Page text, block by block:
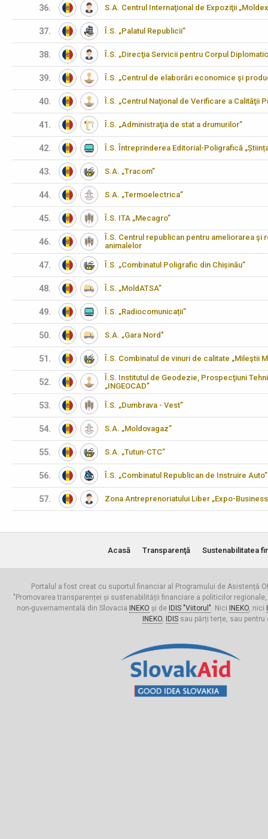
36. S.A. Centrul Internaţional de Expoziţii
37. Î.S. „Palatul Republicii”
38. Î.S. „Direcţia Servicii pentru Corpul
39. Î.S. „Centrul de elaborări economice şi
40. Î.S. „Centrul Naţional de Verificare a Calităţii
41. Î.S. „Administraţia de stat a drumurilor”
42. Î.S. Întreprinderea Editorial-Poligrafică
43. S.A. „Tracom”
44. S.A. „Termoelectrica”
45. Î.S. ITA „Mecagro”
46.
Î.S. Centrul republican pentru ameliorarea şi
animalelor
47. Î.S. „Combinatul Poligrafic din Chișinău”
48. Î.S. „MoldATSA”
49. Î.S. „Radiocomunicații”
50. S.A. „Gara Nord"
51. Î.S. Combinatul de vinuri de calitate „Mileştii
52.
Î.S. Institutul de Geodezie, Prospecţiuni
„INGEOCAD”
53. Î.S. „Dumbrava - Vest”
54. S.A. „Moldovagaz”
55. S.A. „Tutun-CTC”
56. Î.S. „Combinatul Republican de Instruire Auto”
57. Zona Antreprenoriatului Liber „Expo-
Acasă Transparenţă Sustenabilitatea
Portalul a fost creat cu suportul financiar al Programului de Asistență
"Promovarea transparenței și sustenabilității financiare a politicilor
non-guvernamentală din Slovacia
INEKO și de IDIS "Viitorul". Nici INEKO, nici
INEKO, IDISsau părți terțe, sau pentru